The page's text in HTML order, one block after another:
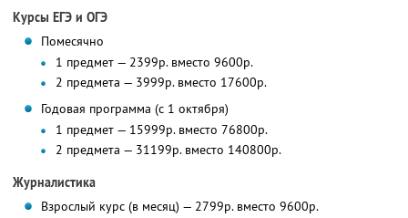
Курсы ЕГЭ и ОГЭ
Помесячно
1 предмет — 2399р. вместо 9600р.
2 предмета — 3999р. вместо 17600р.
Годовая программа (с 1 октября)
1 предмет — 15999р. вместо 76800р.
2 предмета — 31199р. вместо 140800р.
Журналистика
Взрослый курс (в месяц) — 2799р. вместо 9600р.